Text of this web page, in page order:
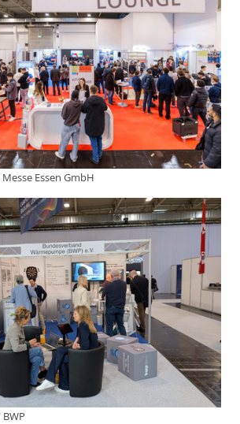
Essen GmbH